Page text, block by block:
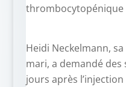
thrombocytopénique
Heidi Neckelmann,
mari, a demandé des
jours après